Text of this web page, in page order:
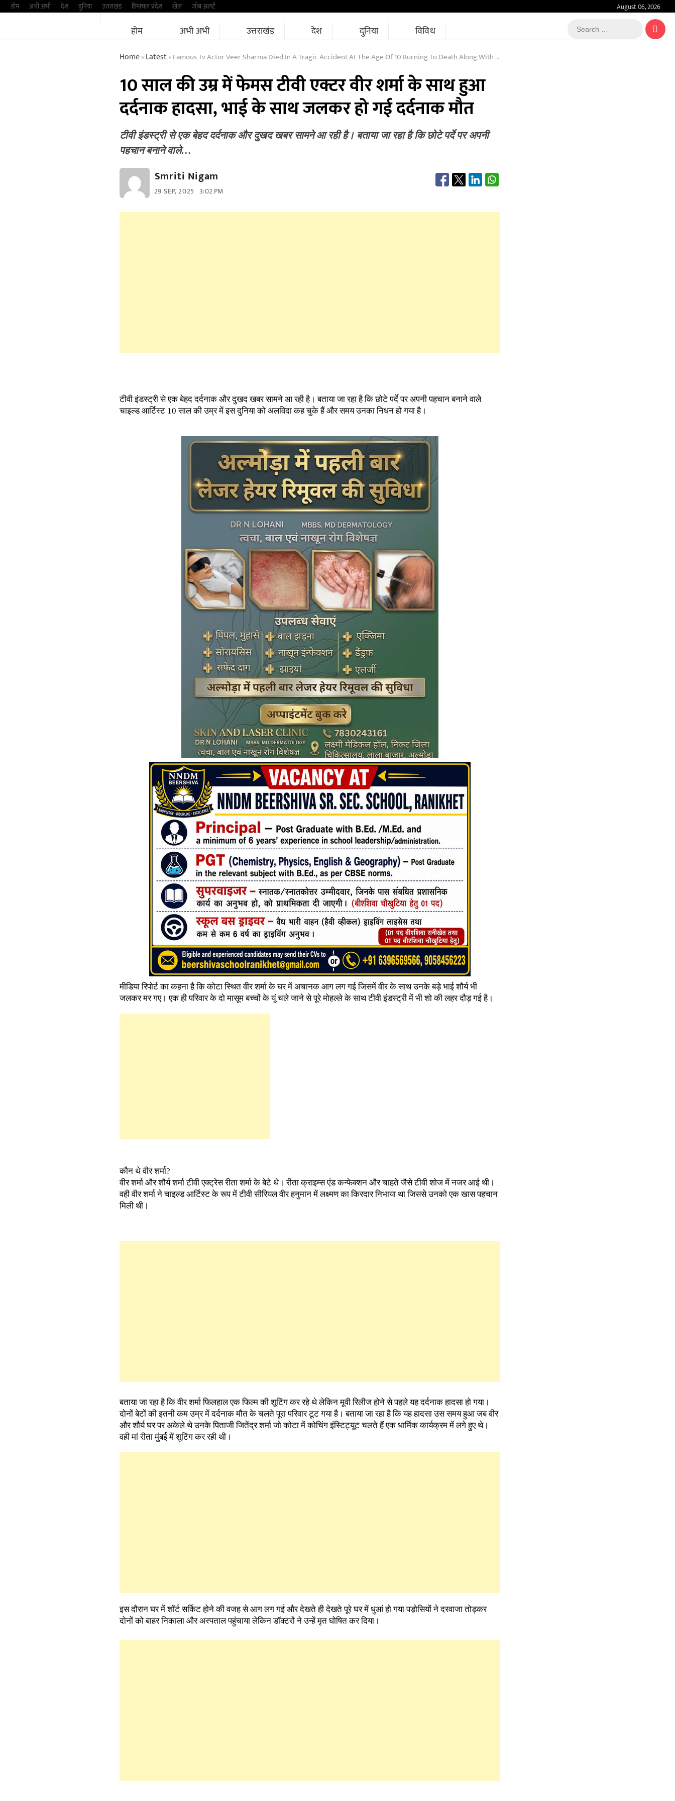
Skipहोम अभी अभी देश दुनिया उत्तराखंड हिमांचल प्रदेश खेल जॉब अलर्ट August 06, 2026
होम अभी अभी उत्तराखंड देश दुनिया विविध
Search
…
Home»Latest»Famous Tv Actor Veer Sharma Died In A Tragic Accident At The Age Of 10 Burning To Death Along With His Brother
10 साल की उम्र में फेमस टीवी एक्टर वीर शर्मा के साथ हुआ
दर्दनाक हादसा, भाई के साथ जलकर हो गई दर्दनाक मौत
टीवी इंडस्ट्री से एक बेहद दर्दनाक और दुखद खबर सामने आ रही है। बताया जा रहा है कि छोटे पर्दे पर अपनी
पहचान बनाने वाले…
Smriti Nigam
29 SEP, 2025 3:02 PM
टीवी इंडस्ट्री से एक बेहद दर्दनाक और दुखद खबर सामने आ रही है। बताया जा रहा है कि छोटे पर्दे पर अपनी पहचान बनाने वाले
चाइल्ड आर्टिस्ट 10 साल की उम्र में इस दुनिया को अलविदा कह चुके हैं और समय उनका निधन हो गया है।
मीडिया रिपोर्ट का कहना है कि कोटा स्थित वीर शर्मा के घर में अचानक आग लग गई जिसमें वीर के साथ उनके बड़े भाई शौर्य भी
जलकर मर गए। एक ही परिवार के दो मासूम बच्चों के यूं चले जाने से पूरे मोहल्ले के साथ टीवी इंडस्ट्री में भी शो की लहर दौड़ गई है।
कौन थे वीर शर्मा?
वीर शर्मा और शौर्य शर्मा टीवी एक्ट्रेस रीता शर्मा के बेटे थे। रीता क्राइम्स एंड कन्फेक्शन और चाहते जैसे टीवी शोज में नजर आई थी।
वही वीर शर्मा ने चाइल्ड आर्टिस्ट के रूप में टीवी सीरियल वीर हनुमान में लक्ष्मण का किरदार निभाया था जिससे उनको एक खास पहचान
मिली थी।
बताया जा रहा है कि वीर शर्मा फिलहाल एक फिल्म की शूटिंग कर रहे थे लेकिन मूवी रिलीज होने से पहले यह दर्दनाक हादसा हो गया।
दोनों बेटों की इतनी कम उम्र में दर्दनाक मौत के चलते पूरा परिवार टूट गया है। बताया जा रहा है कि यह हादसा उस समय हुआ जब वीर
और शौर्य घर पर अकेले थे उनके पिताजी जितेंद्र शर्मा जो कोटा में कोचिंग इंस्टिट्यूट चलते हैं एक धार्मिक कार्यक्रम में लगे हुए थे।
वही मां रीता मुंबई में शूटिंग कर रही थी।
इस दौरान घर में शॉर्ट सर्किट होने की वजह से आग लग गई और देखते ही देखते पूरे घर में धुआं हो गया पड़ोसियों ने दरवाजा तोड़कर
दोनों को बाहर निकाला और अस्पताल पहुंचाया लेकिन डॉक्टरों ने उन्हें मृत घोषित कर दिया।